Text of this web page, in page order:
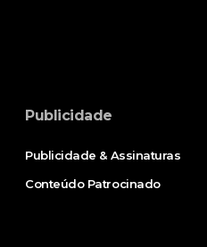
Publicidade
Publicidade & Assinaturas
Conteúdo Patrocinado